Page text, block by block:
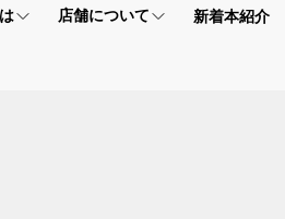
店舗について 新着本紹介